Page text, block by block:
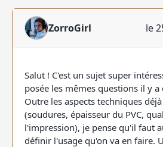
ZorroGirl le
Salut ! C'est un sujet super
posée les mêmes questions il y
Outre les aspects techniques
(soudures, épaisseur du PVC,
l'impression), je pense qu'il faut
définir l'usage qu'on va en faire.